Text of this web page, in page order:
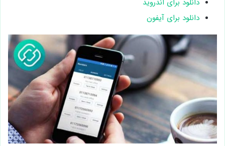
دانلود برای اندروید
دانلود برای آیفون